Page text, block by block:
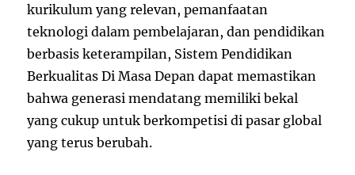
kurikulum yang relevan, pemanfaatan
teknologi dalam pembelajaran, dan pendidikan
berbasis keterampilan, Sistem Pendidikan
Berkualitas Di Masa Depan dapat memastikan
bahwa generasi mendatang memiliki bekal
yang cukup untuk berkompetisi di pasar global
yang terus berubah.